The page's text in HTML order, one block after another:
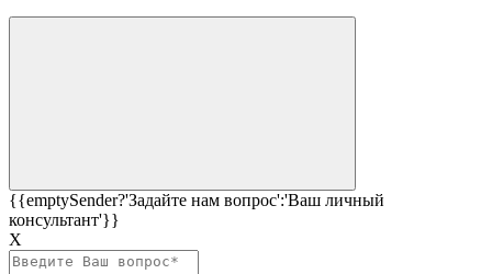
{{emptySender?'Задайте нам вопрос':'Ваш личный
консультант'}}
Х